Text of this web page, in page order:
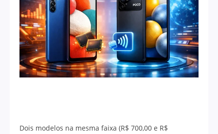
Dois modelos na mesma faixa (R$ 700,00 e R$